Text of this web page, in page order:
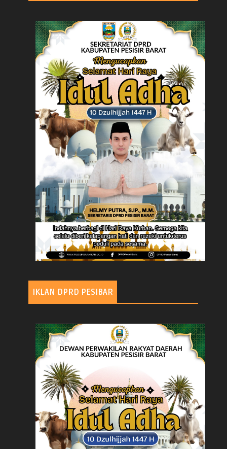
IKLAN DPRD PESIBAR